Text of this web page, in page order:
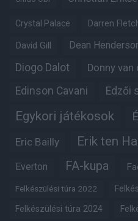
Crystal Palace Darren
David Gill Dean
Diogo Dalot Donny van
Edinson Cavani Edzői
Egykori játékosok
Eric Bailly Erik ten
Everton FA-kupa
Felkészülési túra 2022
Felkészülési túra 2024